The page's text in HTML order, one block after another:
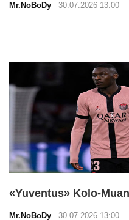
Mr.NoBoDy 30.07.2026 13:00
«Yuventus» Kolo-
Mr.NoBoDy 30.07.2026 13:00